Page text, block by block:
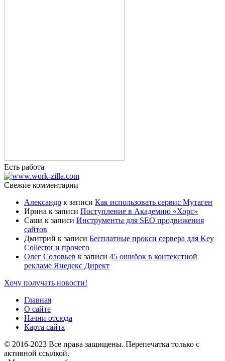
Есть работа
Свежие комментарии
Александр к записи Как использовать сервис Мутаген
Ирина к записи Поступление в Академию «Хорс»
Саша к записи Инструменты для SEO продвижения
сайтов
Дмитрий к записи Бесплатные прокси сервера для Key
Collector и прочего
Олег Соловьев к записи 45 ошибок в контекстной
рекламе Янедекс Директ
Хочу получать новости!
Главная
О сайте
Начни отсюда
Карта сайта
© 2016-2023 Все права защищены. Перепечатка только с
активной ссылкой.